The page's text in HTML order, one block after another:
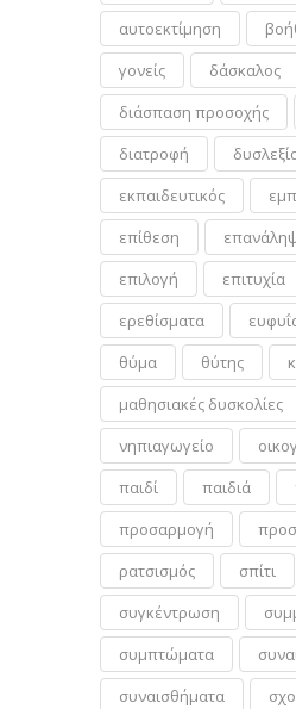
αυτοεκτίμηση
γονείς
δάσκαλος
διάσπαση προσοχής
διατροφή
εκπαιδευτικός
επίθεση
επιλογή
επιτυχία
ερεθίσματα
θύμα
θύτης
μαθησιακές δυσκολίες
νηπιαγωγείο
παιδί
παιδιά
προσαρμογή
ρατσισμός
σπίτι
συγκέντρωση
συμπτώματα
συναισθήματα